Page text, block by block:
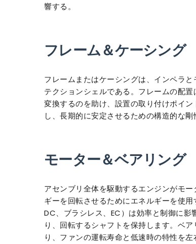
響する。
フレーム＆ケーシング
フレームまたはケーシングは、インペラ
テクションシェルである。フレームの配
変換するのを助け、設置の取り付けポイ
し、長期的に安定させるための構造的な剛
モーター＆ベアリング
アセンブリ全体を駆動するエンジンがモ
ギーを回転させるためにエネルギーを使
DC、ブラシレス、EC）は効率と制御に
り、回転するシャフトを保持します。ベ
り、ファンの運転寿命と低速時の特性を左